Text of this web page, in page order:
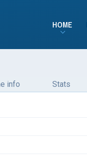
HOME
info Stats